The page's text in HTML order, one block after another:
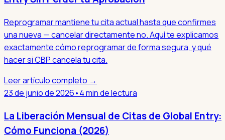
Reprogramar mantiene tu cita actual hasta que confirmes
una nueva — cancelar directamente no. Aquí te explicamos
exactamente cómo reprogramar de forma segura, y qué
hacer si CBP cancela tu cita.
Leer artículo completo →
23 de junio de 2026•4 min de lectura
La Liberación Mensual de Citas de Global Entry:
Cómo Funciona (2026)